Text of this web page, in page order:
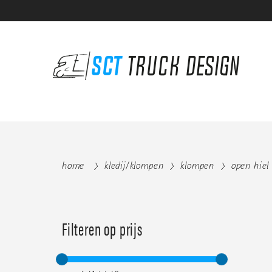
home kledij/klompen klompen open hiel
Filteren op prijs